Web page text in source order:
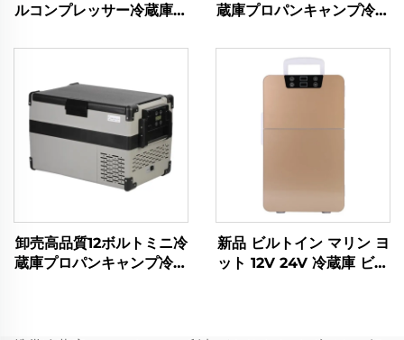
ルコンプレッサー冷蔵庫キ
電気自動車冷蔵庫 18L
蔵庫プロパンキャンプ冷蔵
冷蔵庫冷凍庫ポータブル
卸売高品質12ボルトミニ冷
蔵庫プロパンキャンプ冷蔵
新品 ビルトイン マリン ヨ
ット 12V 24V 冷蔵庫 ビル